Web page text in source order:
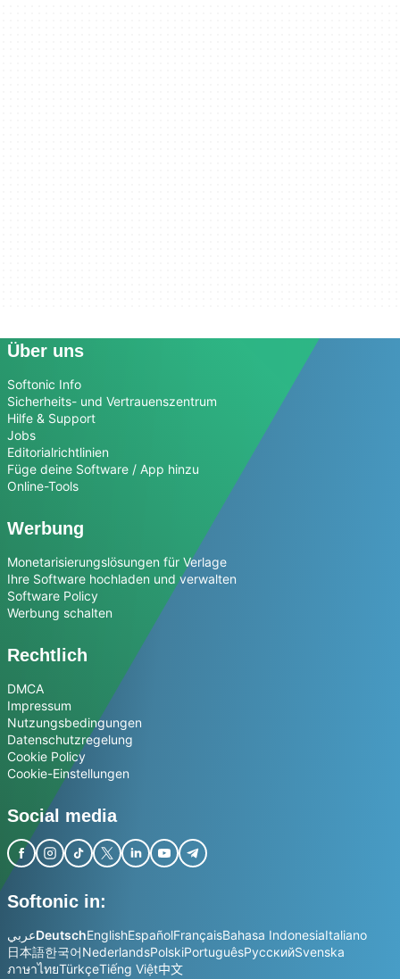
Über uns
Softonic Info
Sicherheits- und Vertrauenszentrum
Hilfe & Support
Jobs
Editorialrichtlinien
Füge deine Software / App hinzu
Online-Tools
Werbung
Monetarisierungslösungen für Verlage
Ihre Software hochladen und verwalten
Software Policy
Werbung schalten
Rechtlich
DMCA
Impressum
Nutzungsbedingungen
Datenschutzregelung
Cookie Policy
Cookie-Einstellungen
Social media
Softonic in:
عربيDeutschEnglishEspañolFrançaisBahasa IndonesiaItaliano
日本語한국어NederlandsPolskiPortuguêsРусскийSvenska
ภาษาไทยTürkçeTiếng Việt中文